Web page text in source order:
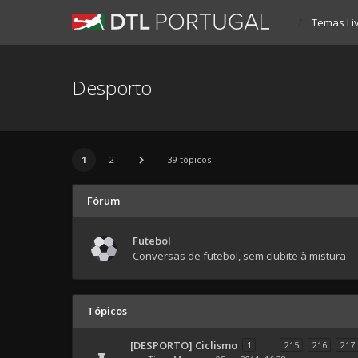
Temas
Desporto
1 2 39 tópicos
Fórum
Futebol
Conversas de futebol, sem clubite à mistura
Tópicos
[DESPORTO] Ciclismo 1 ... 215 216
217